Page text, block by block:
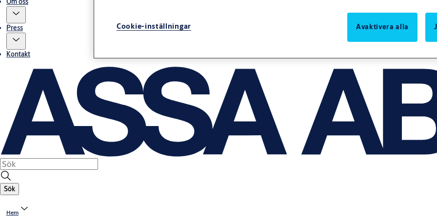
Press
Kontakt
Sök
Hem
Cookie-inställningar Avaktivera alla